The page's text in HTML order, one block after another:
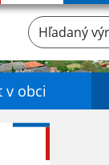
Hľadaný
v obci